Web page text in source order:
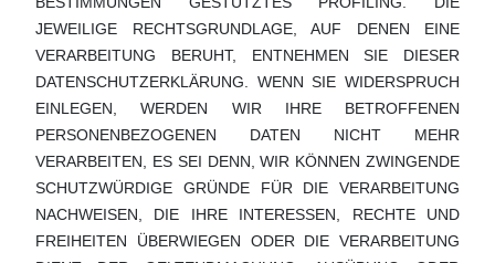
JEWEILIGE RECHTSGRUNDLAGE, AUF DENEN EINE
VERARBEITUNG BERUHT, ENTNEHMEN SIE DIESER
DATENSCHUTZERKLÄRUNG. WENN SIE WIDERSPRUCH
EINLEGEN, WERDEN WIR IHRE BETROFFENEN
PERSONENBEZOGENEN DATEN NICHT MEHR
VERARBEITEN, ES SEI DENN, WIR KÖNNEN ZWINGENDE
SCHUTZWÜRDIGE GRÜNDE FÜR DIE VERARBEITUNG
NACHWEISEN, DIE IHRE INTERESSEN, RECHTE UND
FREIHEITEN ÜBERWIEGEN ODER DIE VERARBEITUNG